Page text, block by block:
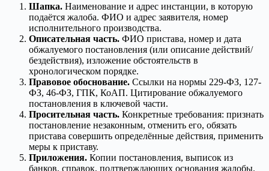
Шапка. Наименование и адрес инстанции, в которую
подаётся жалоба. ФИО и адрес заявителя, номер
исполнительного производства.
Описательная часть. ФИО пристава, номер и дата
обжалуемого постановления (или описание действий/
бездействия), изложение обстоятельств в
хронологическом порядке.
Правовое обоснование. Ссылки на нормы 229-ФЗ, 127-
ФЗ, 46-ФЗ, ГПК, КоАП. Цитирование обжалуемого
постановления в ключевой части.
Просительная часть. Конкретные требования: признать
постановление незаконным, отменить его, обязать
пристава совершить определённые действия, применить
меры к приставу.
Приложения. Копии постановления, выписок из
банков, справок, подтверждающих основания жалобы.